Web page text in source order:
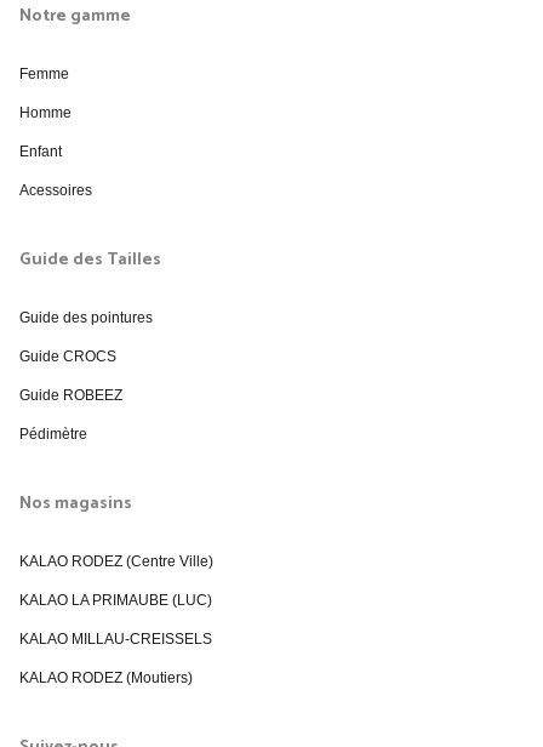
Notre gamme
Femme
Homme
Enfant
Acessoires
Guide des Tailles
Guide des pointures
Guide CROCS
Guide ROBEEZ
Pédimètre
Nos magasins
KALAO RODEZ (Centre Ville)
KALAO LA PRIMAUBE (LUC)
KALAO MILLAU-CREISSELS
KALAO RODEZ (Moutiers)